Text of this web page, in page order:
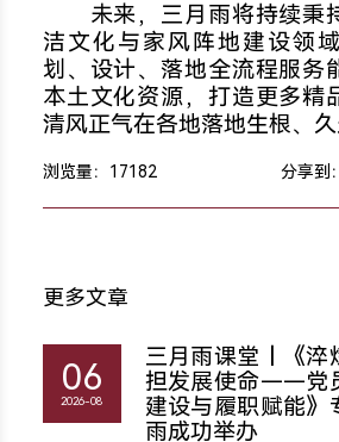
未来，三月雨将持续秉
洁文化与家风阵地建设领
划、设计、落地全流程服务
本土文化资源，打造更多精
清风正气在各地落地生根、久
浏览量： 17182 分享到：
更多文章
06
2026-08
三月雨课堂丨《淬
担发展使命——党
建设与履职赋能》
雨成功举办